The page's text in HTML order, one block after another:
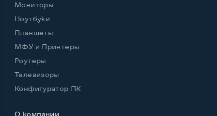
Материал корпуса
Подсветка клавиатуры
Мониторы
Ноутбуки
Планшеты
МФУ и Принтеры
Роутеры
Телевизоры
Конфигуратор ПК
О компании